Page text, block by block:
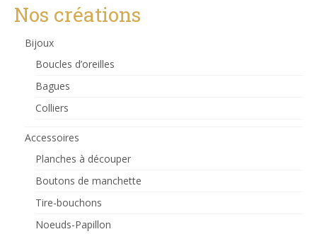
Nos créations
Bijoux
Boucles d’oreilles
Bagues
Colliers
Accessoires
Planches à découper
Boutons de manchette
Tire-bouchons
Noeuds-Papillon